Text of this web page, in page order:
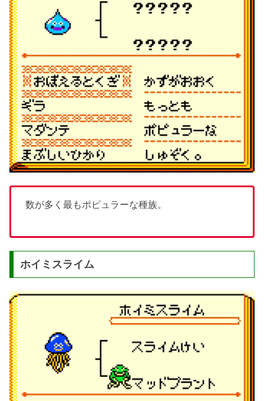
数が多く最もポピュラーな種族。
ホイミスライム